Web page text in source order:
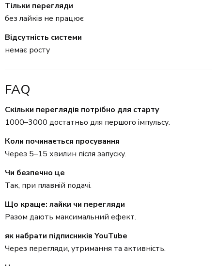
Тільки перегляди
без лайків не працює
Відсутність системи
немає росту
FAQ
Скільки переглядів потрібно для старту
1000–3000 достатньо для першого імпульсу.
Коли починається просування
Через 5–15 хвилин після запуску.
Чи безпечно це
Так, при плавній подачі.
Що краще: лайки чи перегляди
Разом дають максимальний ефект.
як набрати підписників YouTube
Через перегляди, утримання та активність.